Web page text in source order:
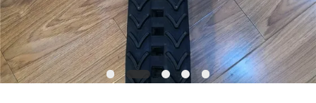
조
회